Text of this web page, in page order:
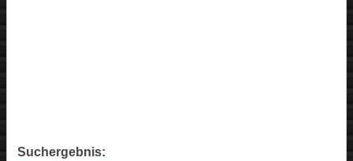
Suchergebnis: